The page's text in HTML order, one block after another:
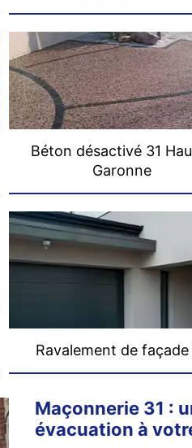
Béton désactivé 31
Garonne
Ravalement de façade
Maçonnerie 31 :
évacuation à